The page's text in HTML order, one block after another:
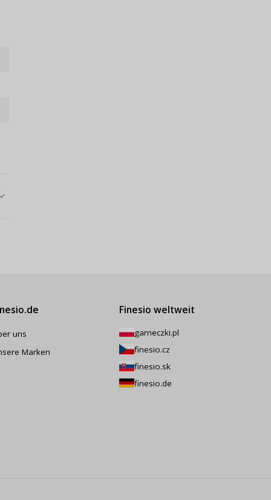
uns
Marken
Finesio weltweit
garneczki.pl
finesio.cz
finesio.sk
finesio.de